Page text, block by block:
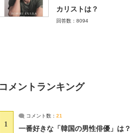
カリストは？
回答数：8094
コメントランキング
1
コメント数： 21
一番好きな「韓国の男性俳優」は？